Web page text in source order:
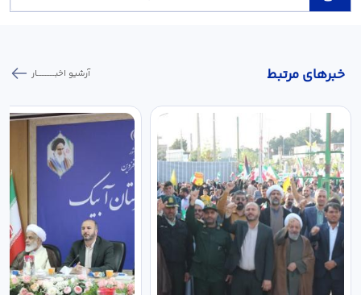
خبر‌های مرتبط آرشیو اخبـــــــــــار